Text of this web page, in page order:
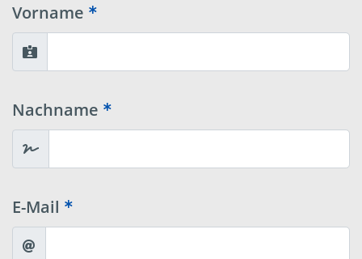
Vorname
Nachname
E-Mail